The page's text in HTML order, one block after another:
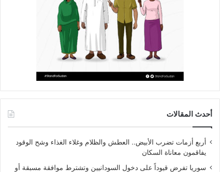
أحدث المقالات
أربع أزمات تضرب الأبيض.. العطش والظلام وغلاء الغذاء وشح الوقود
يفاقمون معاناة السكان
سوريا تفرض قيوداً على دخول السودانيين وتشترط موافقة مسبقة أو